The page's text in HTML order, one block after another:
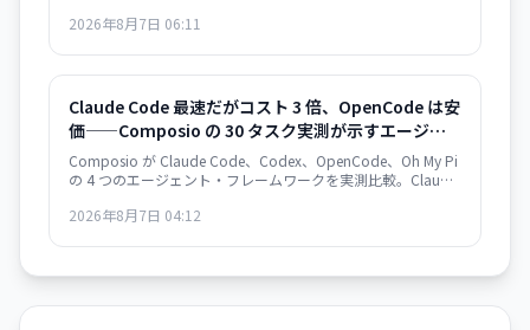
上の重大な転換点を意味する。
2026年8月7日 06:11
Claude Code 最速だがコスト 3 倍、OpenCode は安
価——Composio の 30 タスク実測が示すエージェン
ト・フレームワークの選択基準
Composio が Claude Code、Codex、OpenCode、Oh My Pi
の 4 つのエージェント・フレームワークを実測比較。Claude
OpenCode は $0.073 で 2.7 倍安いが遅い。成功率は接近。
2026年8月7日 04:12